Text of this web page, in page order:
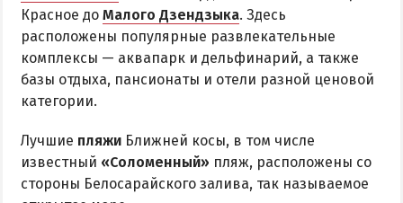
Красное до Малого Дзендзыка. Здесь
расположены популярные развлекательные
комплексы — аквапарк и дельфинарий, а также
базы отдыха, пансионаты и отели разной ценовой
категории.
Лучшие пляжи Ближней косы, в том числе
известный «Соломенный» пляж, расположены со
стороны Белосарайского залива, так называемое